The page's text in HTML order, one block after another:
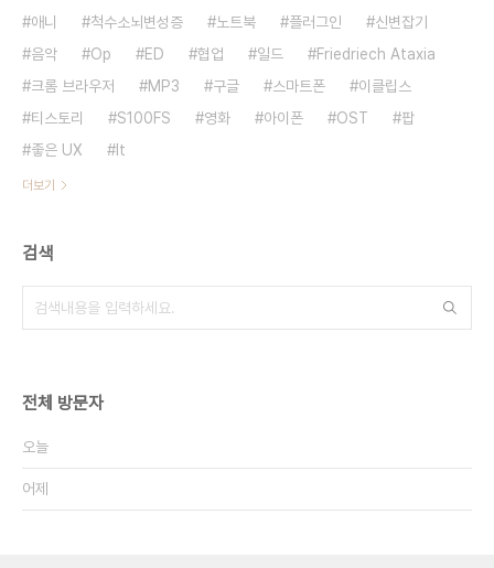
애니
척수소뇌변성증 노트북 플러그인
신변잡기
음악
Op ED 협업 일드
Friedriech Ataxia
크롬 브라우저
MP3 구글 스마트폰
이클립스
티스토리
S100FS 영화 아이폰 OST
팝
좋은 UX
It
더보기
검색
전체 방문자
오늘
어제